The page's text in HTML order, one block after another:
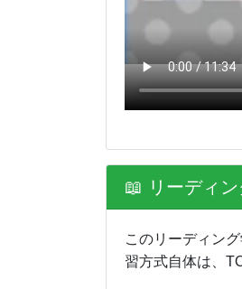
📖 リーディン
このリーディン
習方式自体は、